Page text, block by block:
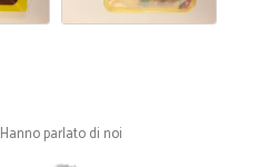
Hanno parlato di noi